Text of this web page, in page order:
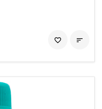

favorite_border